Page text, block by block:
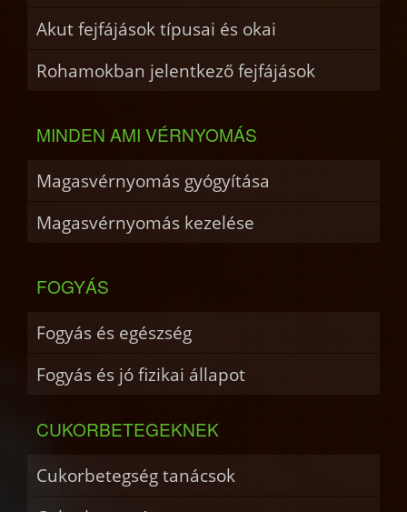
Akut fejfájások típusai és okai
Rohamokban jelentkező fejfájások
MINDEN AMI VÉRNYOMÁS
Magasvérnyomás gyógyítása
Magasvérnyomás kezelése
FOGYÁS
Fogyás és egészség
Fogyás és jó fizikai állapot
CUKORBETEGEKNEK
Cukorbetegség tanácsok